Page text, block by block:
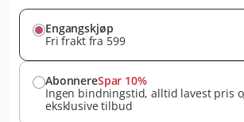
Engangskjøp
Fri frakt fra 599
AbonnereSpar 10%
Ingen bindningstid, alltid lavest pris
eksklusive tilbud